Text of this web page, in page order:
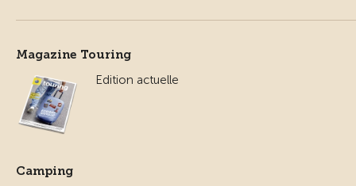
Magazine Touring
Edition actuelle
Camping